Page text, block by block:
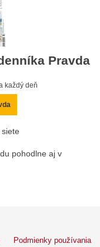
Pravda
každý deň
pohodlne aj v
Podmienky používania